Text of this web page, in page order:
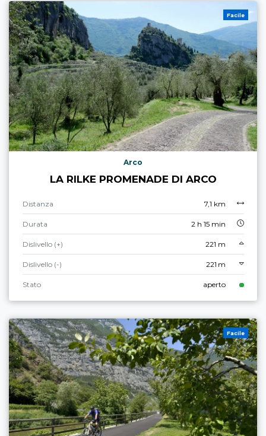
Facile
Arco
LA RILKE PROMENADE DI ARCO
Distanza 7,1 km
Durata 2 h 15 min
Dislivello (+) 221 m
Dislivello (-) 221 m
Stato aperto
Facile